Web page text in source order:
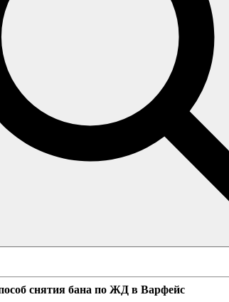
снятия бана по ЖД в Варфейс